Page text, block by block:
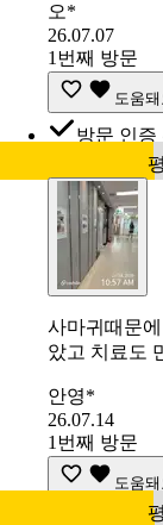
오*
26.07.07
1번째 방문
도움돼
방문 인증
사마귀때문
았고 치료도
안영*
26.07.14
1번째 방문
도움돼